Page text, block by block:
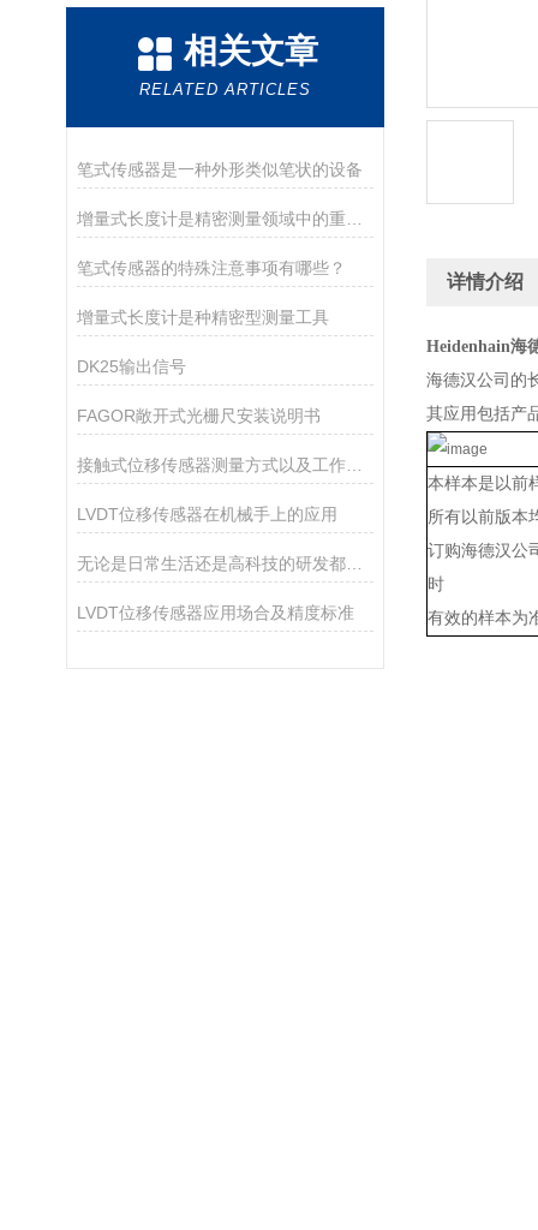
相关文章
RELATED ARTICLES
笔式传感器是一种外形类似笔状的设备
增量式长度计是精密测量领域中的重要工具
笔式传感器的特殊注意事项有哪些？
增量式长度计是种精密型测量工具
DK25输出信号
FAGOR敞开式光栅尺安装说明书
接触式位移传感器测量方式以及工作原理
LVDT位移传感器在机械手上的应用
无论是日常生活还是高科技的研发都需要用到电感测头
LVDT位移传感器应用场合及精度标准
详情介绍
Heidenhain海
海德汉公司的
其应用包括产
本样本是以前
所有以前版本
订购海德汉公
时
有效的样本为